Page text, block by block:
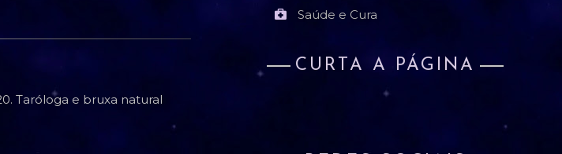
Taróloga e bruxa natural
Saúde e Cura
CURTA A PÁGINA